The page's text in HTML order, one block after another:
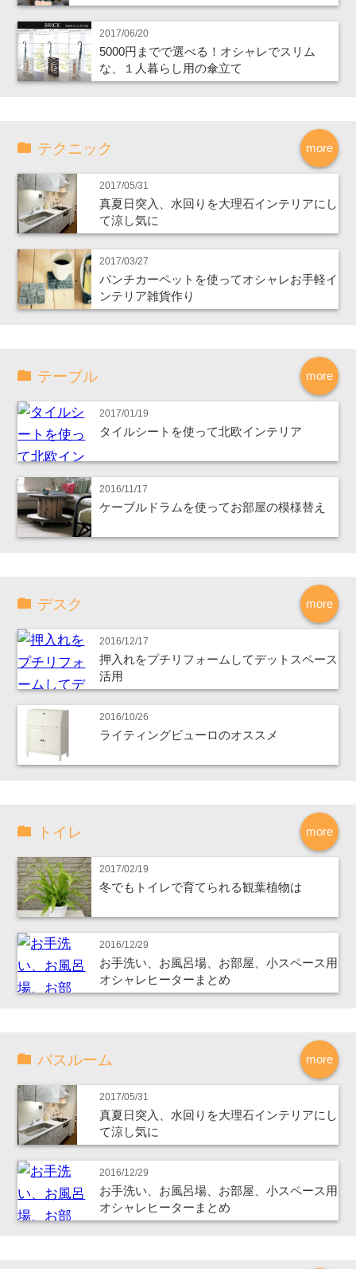
2017/06/20
5000円までで選べる！オシャレでスリム
な、１人暮らし用の傘立て
more
テクニック
2017/05/31
真夏日突入、水回りを大理石インテリアにし
て涼し気に
2017/03/27
パンチカーペットを使ってオシャレお手軽イ
ンテリア雑貨作り
more
テーブル
2017/01/19
タイルシートを使って北欧インテリア
2016/11/17
ケーブルドラムを使ってお部屋の模様替え
more
デスク
2016/12/17
押入れをプチリフォームしてデットスペース
活用
2016/10/26
ライティングビューロのオススメ
more
トイレ
2017/02/19
冬でもトイレで育てられる観葉植物は
2016/12/29
お手洗い、お風呂場、お部屋、小スペース用
オシャレヒーターまとめ
more
バスルーム
2017/05/31
真夏日突入、水回りを大理石インテリアにし
て涼し気に
2016/12/29
お手洗い、お風呂場、お部屋、小スペース用
オシャレヒーターまとめ